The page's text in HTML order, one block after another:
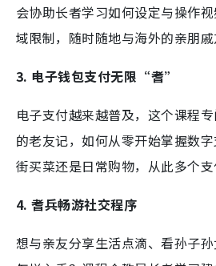
会协助长者学习如何设定与操作
域限制，随时随地与海外的亲朋戚
3. 电子钱包支付无限“耆”
电子支付越来越普及，这个课程
的老友记，如何从零开始掌握数
街买菜还是日常购物，从此多个支
4. 耆兵畅游社交程序
想与亲友分享生活点滴、看孙子